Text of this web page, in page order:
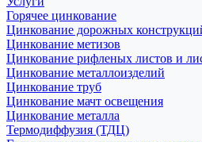
Горячее цинкование
Цинкование дорожных
Цинкование метизов
Цинкование рифленых листов и
Цинкование металлоизделий
Цинкование труб
Цинкование мачт освещения
Цинкование металла
Термодиффузия (ТДЦ)